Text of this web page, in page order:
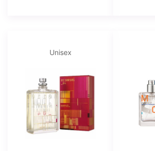
Unisex